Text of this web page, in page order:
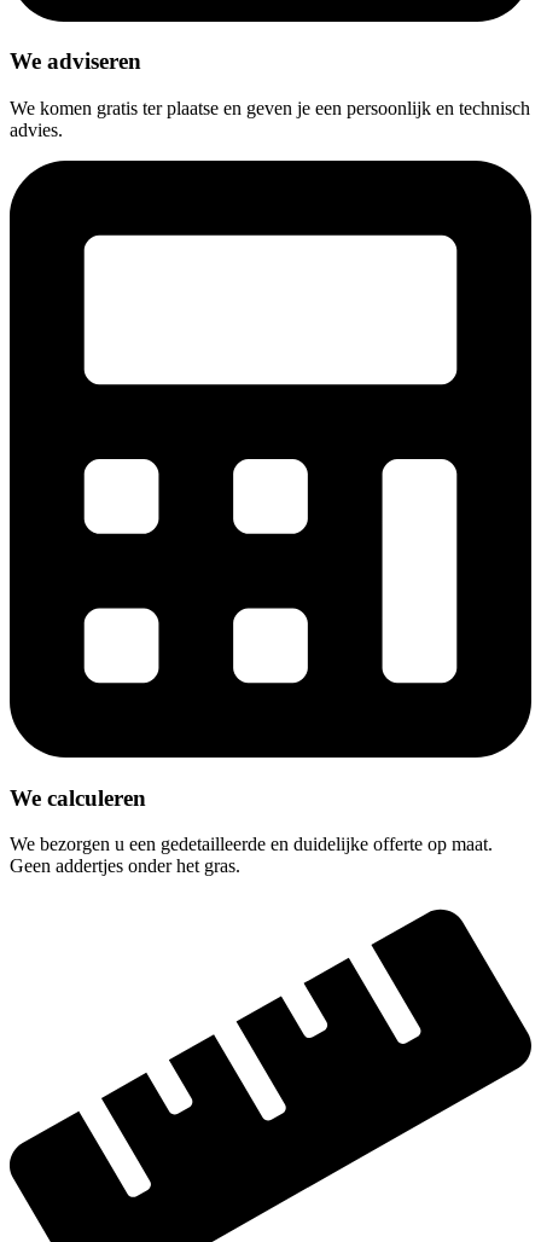
We adviseren
We komen gratis ter plaatse en geven je een persoonlijk en technisch
advies.
We calculeren
We bezorgen u een gedetailleerde en duidelijke offerte op maat.
Geen addertjes onder het gras.